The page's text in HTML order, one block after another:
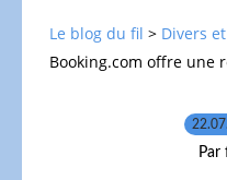
Le blog du fil > Divers
Booking.com offre une
Par